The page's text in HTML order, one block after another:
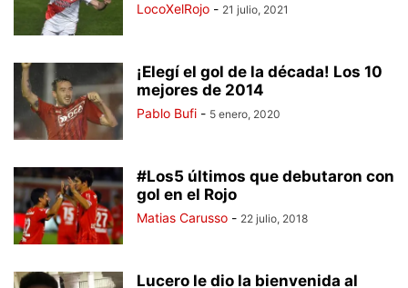
LocoXelRojo - 21 julio, 2021
¡Elegí el gol de la década! Los 10
mejores de 2014
Pablo Bufi - 5 enero, 2020
#Los5 últimos que debutaron con
gol en el Rojo
Matias Carusso - 22 julio, 2018
Lucero le dio la bienvenida al